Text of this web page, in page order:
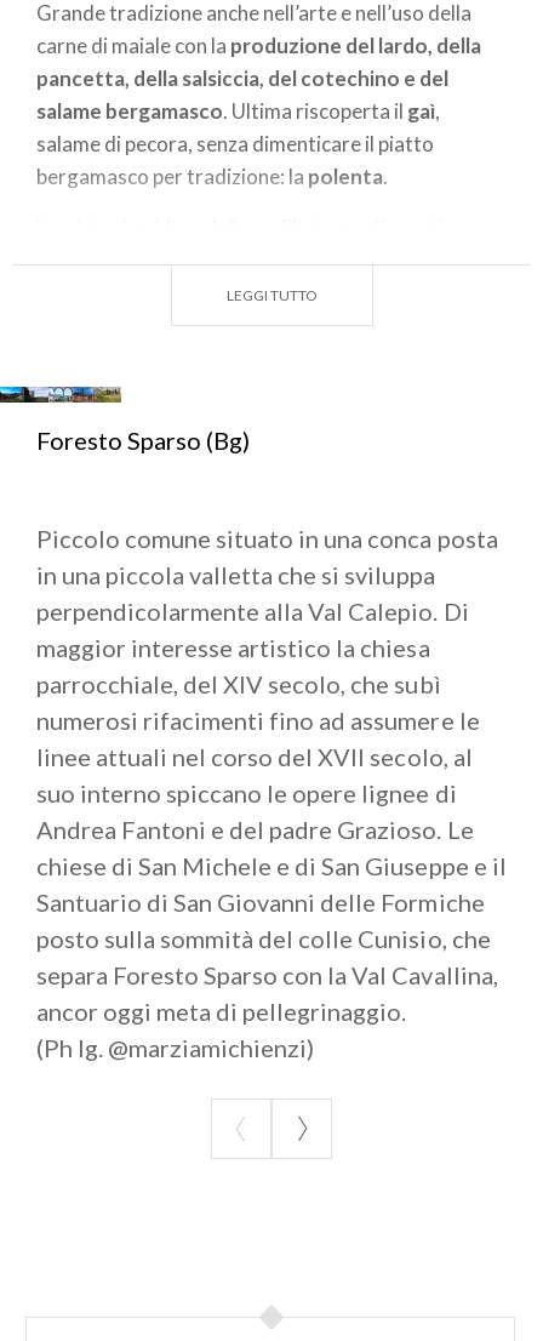
Grande tradizione anche nell’arte e nell’uso della
carne di maiale con la produzione del lardo, della
pancetta, della salsiccia, del cotechino e del
salame bergamasco. Ultima riscoperta il gaì,
salame di pecora, senza dimenticare il piatto
bergamasco per tradizione: la polenta.
sapori, seguite il vostro istinto, ed immergetevi
completamente nell’affascinante atmosfera di
LEGGI TUTTO
Foresto Sparso (Bg)
Piccolo comune situato in una conca posta
in una piccola valletta che si sviluppa
perpendicolarmente alla Val Calepio. Di
maggior interesse artistico la chiesa
parrocchiale, del XIV secolo, che subì
numerosi rifacimenti fino ad assumere le
linee attuali nel corso del XVII secolo, al
suo interno spiccano le opere lignee di
Andrea Fantoni e del padre Grazioso. Le
chiese di San Michele e di San Giuseppe e il
Santuario di San Giovanni delle Formiche
posto sulla sommità del colle Cunisio, che
separa Foresto Sparso con la Val Cavallina,
ancor oggi meta di pellegrinaggio.
(Ph Ig. @marziamichienzi)